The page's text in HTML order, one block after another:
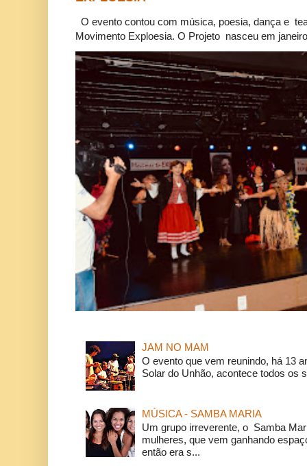
O evento contou com música, poesia, dança e
Movimento Exploesia. O Projeto nasceu em
JAM NO MAM
O evento que vem reunindo, há 13
Solar do Unhão, acontece todos os
MÚSICA - SAMBA MARIA
Um grupo irreverente, o Samba
mulheres, que vem ganhando
então era s...